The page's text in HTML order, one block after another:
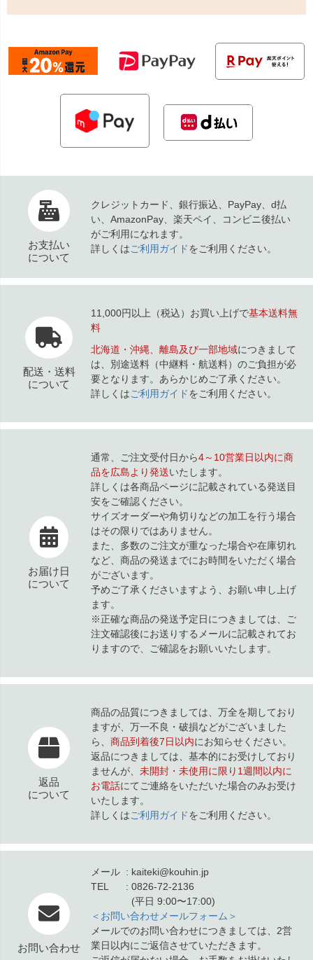
お支払い
について
クレジットカード、銀行振込、PayPay、d払
い、AmazonPay、楽天ペイ、コンビニ後払い
がご利用になれます。
詳しくはご利用ガイドをご利用ください。
配送・送料
について
11,000円以上（税込）お買い上げで基本送料無
料
北海道・沖縄、離島及び一部地域につきまして
は、別途送料（中継料・航送料）のご負担が必
要となります。あらかじめご了承ください。
詳しくはご利用ガイドをご利用ください。
お届け日
について
通常、ご注文受付日から4～10営業日以内に商
品を広島より発送いたします。
詳しくは各商品ページに記載されている発送目
安をご確認ください。
サイズオーダーや角切りなどの加工を行う場合
はその限りではありません。
また、多数のご注文が重なった場合や在庫切れ
など、商品の発送までにお時間をいただく場合
がございます。
予めご了承くださいますよう、お願い申し上げ
ます。
※正確な商品の発送予定日につきましては、ご
注文確認後にお送りするメールに記載されてお
りますので、ご確認をお願いいたします。
返品
について
商品の品質につきましては、万全を期しており
ますが、万一不良・破損などがございました
ら、 商品到着後7日以内にお知らせください。
返品につきましては、基本的にお受けしており
ませんが、 未開封・未使用に限り1週間以内に
お電話にてご連絡をいただいた場合のみお受け
いたします。
詳しくはご利用ガイドをご利用ください。
お問い合わせ
メール
kaiteki@kouhin.jp
TEL
0826-72-2136
(平日 9:00〜17:00)
＜お問い合わせメールフォーム＞
メールでのお問い合わせにつきましては、2営
業日以内にご返信させていただきます。